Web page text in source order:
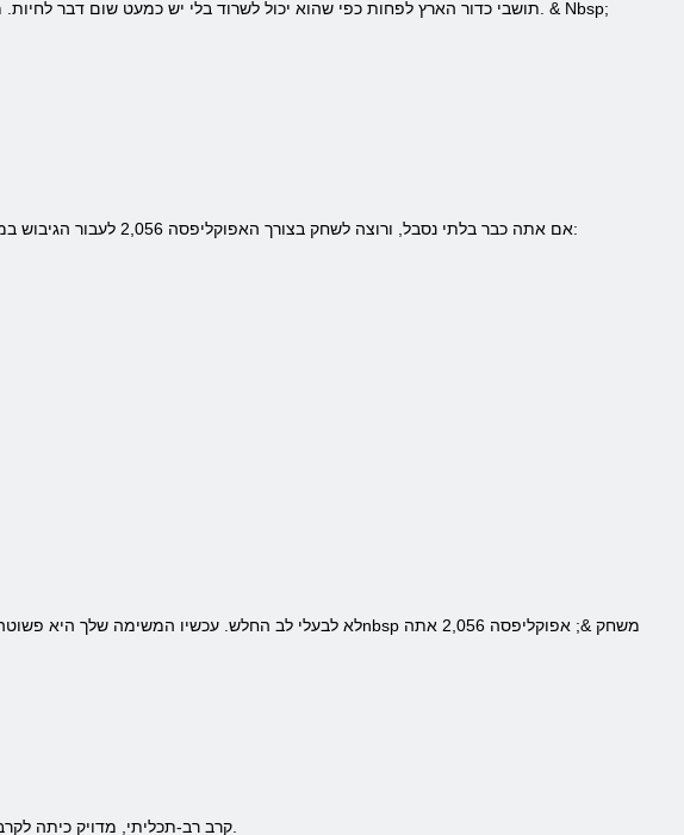
ndash; מקום שבו שאר & nbsp; תושבי כדור הארץ לפחות כפי שהוא יכול לשרוד בלי יש כמעט שום דבר לחיות. מישהו מעלה קטטה עם ירי, ומישהו עוסק בשלווה במשאבי כרייה. & Nbsp;
אם אתה כבר בלתי נסבל, ורוצה לשחק בצורך האפוקליפסה 2,056 לעבור הגיבוש במשחק. האפוקליפסה רישום 2,056 לא תימשך כדי פשוטה ומהירה. בית בדוק המידע המפורט שלך: